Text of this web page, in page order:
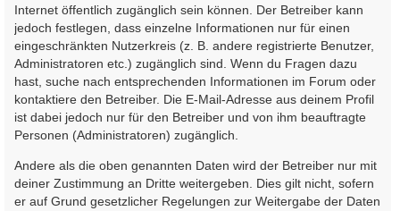
Internet öffentlich zugänglich sein können. Der Betreiber kann
jedoch festlegen, dass einzelne Informationen nur für einen
eingeschränkten Nutzerkreis (z. B. andere registrierte Benutzer,
Administratoren etc.) zugänglich sind. Wenn du Fragen dazu
hast, suche nach entsprechenden Informationen im Forum oder
kontaktiere den Betreiber. Die E-Mail-Adresse aus deinem Profil
ist dabei jedoch nur für den Betreiber und von ihm beauftragte
Personen (Administratoren) zugänglich.
Andere als die oben genannten Daten wird der Betreiber nur mit
deiner Zustimmung an Dritte weitergeben. Dies gilt nicht, sofern
er auf Grund gesetzlicher Regelungen zur Weitergabe der Daten